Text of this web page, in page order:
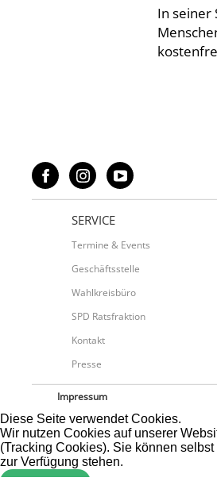
In seiner
SERVICE
Termine & Events
Geschäftsstelle
Wahlkreisbüro
SPD Ratsfraktion
Kontakt
Presse
Impressum
Diese Seite verwendet Cookies.
Wir nutzen Cookies auf unserer
(Tracking Cookies). Sie können
zur Verfügung stehen.
Akzeptieren